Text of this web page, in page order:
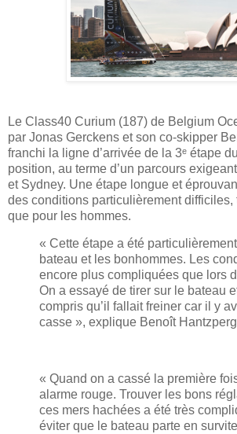
Le Class40 Curium (187) de Belgium
par Jonas Gerckens et son co-skipper
franchi la ligne d’arrivée de la 3ᵉ étape
position, au terme d’un parcours
et Sydney. Une étape longue et
des conditions particulièrement difficiles,
que pour les hommes.
« Cette étape a été
bateau et les bonhommes. Les
encore plus compliquées que lors
On a essayé de tirer sur le bateau
compris qu’il fallait freiner car il y
casse », explique Benoît
« Quand on a cassé la première
alarme rouge. Trouver les bons
ces mers hachées a été très
éviter que le bateau parte en